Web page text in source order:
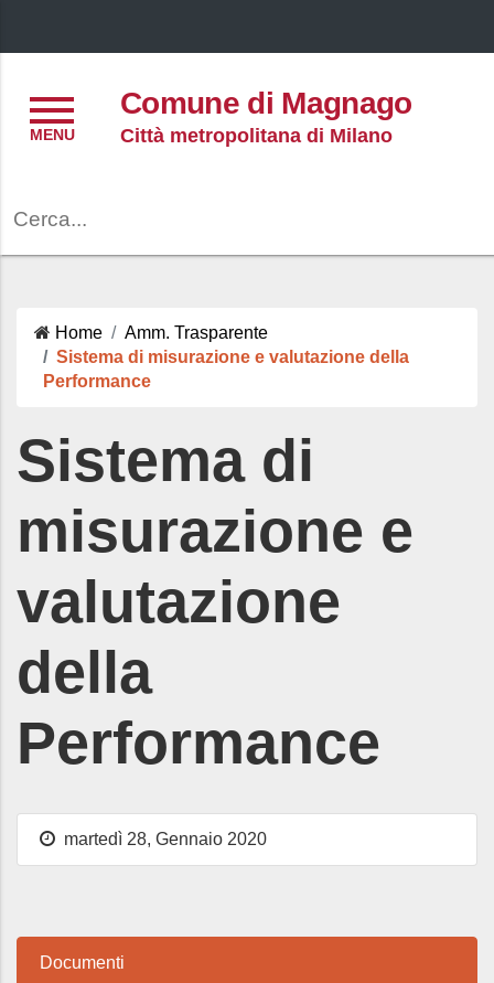
Comune di Magnago
Città metropolitana di Milano
Home
Amm. Trasparente
Sistema di misurazione e valutazione della
Performance
Sistema di
misurazione e
valutazione
della
Performance
martedì 28, Gennaio 2020
Documenti